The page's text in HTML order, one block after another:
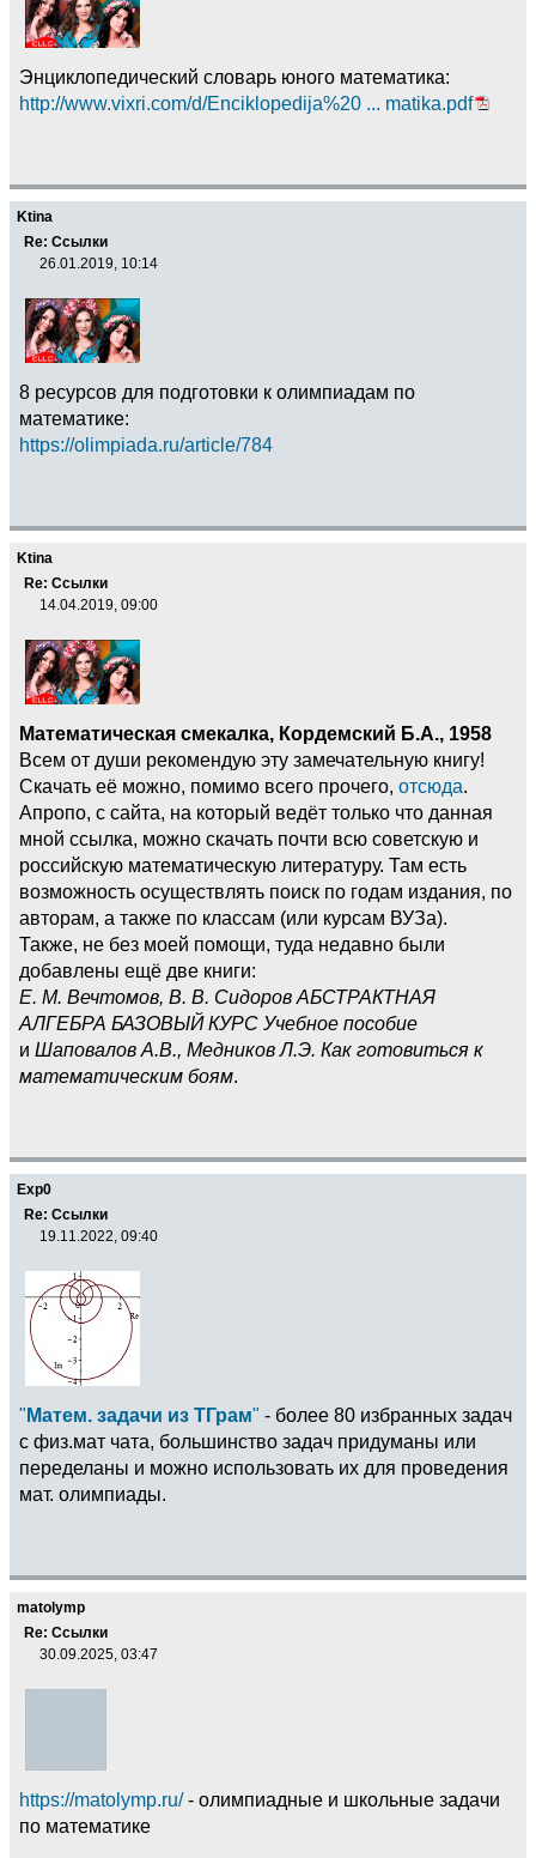
Энциклопедический словарь юного математика:
http://www.vixri.com/d/Enciklopedija%20 ... matika.pdf
Ktina
Re: Ссылки
26.01.2019, 10:14
8 ресурсов для подготовки к олимпиадам по
математике:
https://olimpiada.ru/article/784
Ktina
Re: Ссылки
14.04.2019, 09:00
Математическая смекалка, Кордемский Б.А., 1958
Всем от души рекомендую эту замечательную книгу!
Скачать её можно, помимо всего прочего, отсюда.
Апропо, с сайта, на который ведёт только что данная
мной ссылка, можно скачать почти всю советскую и
российскую математическую литературу. Там есть
возможность осуществлять поиск по годам издания, по
авторам, а также по классам (или курсам ВУЗа).
Также, не без моей помощи, туда недавно были
добавлены ещё две книги:
Е. М. Вечтомов, В. В. Сидоров АБСТРАКТНАЯ
АЛГЕБРА БАЗОВЫЙ КУРС Учебное пособие
и Шаповалов А.В., Медников Л.Э. Как готовиться к
математическим боям.
Exp0
Re: Ссылки
19.11.2022, 09:40
"Матем. задачи из ТГрам" - более 80 избранных задач
с физ.мат чата, большинство задач придуманы или
переделаны и можно использовать их для проведения
мат. олимпиады.
matolymp
Re: Ссылки
30.09.2025, 03:47
https://matolymp.ru/- олимпиадные и школьные задачи
по математике